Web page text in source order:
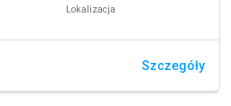
Lokalizacja
Szczegóły